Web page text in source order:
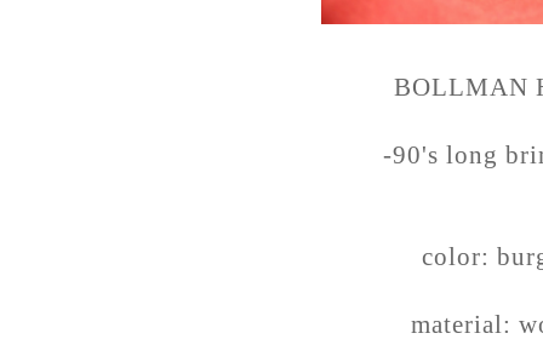
BOLLMAN
-90's long
color:
material: